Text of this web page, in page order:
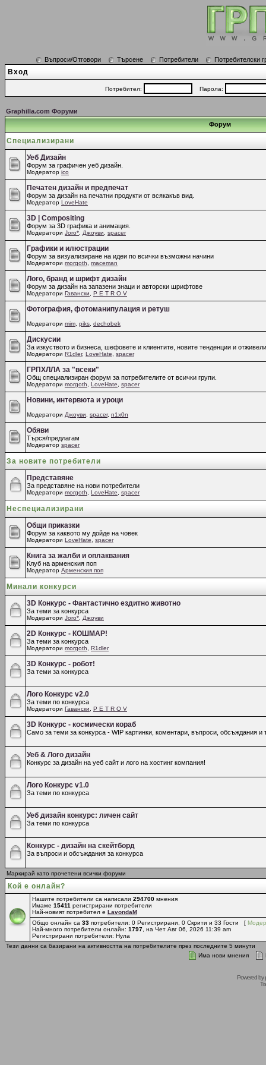
Въпроси/Отговори Търсене Потребители Потребителски
Вход
Потребител: Парола:
Graphilla.com Форуми
Форум
Специализирани
Уеб Дизайн
Форум за графичен уеб дизайн.
Модератор ico
Печатен дизайн и предпечат
Форум за дизайн на печатни продукти от всякакъв вид.
Модератор LoveHate
3D | Compositing
Форум за 3D графика и анимация.
Модератори Joro* Джоуви spacer
Графики и илюстрации
Форум за визуализиране на идеи по всички възможни начини
Модератори morgoth maceman
Лого, бранд и шрифт дизайн
Форум за дизайн на запазени знаци и авторски шрифтове
Модератори Гавански P E T R O V
Фотография, фотоманипулация и ретуш
Модератори mim piks dechobek
Дискусии
За изкуството и бизнеса, шефовете и клиентите, новите тенденции и
Модератори R1dler, LoveHate spacer
ГРПХЛЛА за "всеки"
Общ специализиран форум за потребителите от всички групи.
Модератори morgoth LoveHate spacer
Новини, интервюта и уроци
Модератори Джоуви spacer, n1x0n
Обяви
Търся/предлагам
Модератор spacer
За новите потребители
Представяне
За представяне на нови потребители
Модератори morgoth LoveHate spacer
Неспециализирани
Общи приказки
Форум за каквото му дойде на човек
Модератори LoveHate spacer
Книга за жалби и оплаквания
Клуб на арменския поп
Модератор Арменския поп
Минали конкурси
3D Конкурс - Фантастично ездитно животно
За теми за конкурса
Модератори Joro* Джоуви
2D Конкурс - КОШМАР!
За теми за конкурса
Модератори morgoth R1dler
3D Конкурс - робот!
За теми за конкурса
Лого Конкурс v2.0
За теми по конкурса
Модератори Гавански P E T R O V
3D Конкурс - космически кораб
Само за теми за конкурса - WIP картинки, коментари, въпроси, обсъждания и
Уеб & Лого дизайн
Конкурс за дизайн на уеб сайт и лого на хостинг компания!
Лого Конкурс v1.0
За теми по конкурса
Уеб дизайн конкурс: личен сайт
За теми по конкурса
Конкурс - дизайн на скейтборд
За въпроси и обсъждания за конкурса
Маркирай като прочетени всички форуми
Кой е онлайн?
Нашите потребители са написали 294700 мнения
Имаме 15411 регистрирани потребители
Най-новият потребител е LavondaM
Общо онлайн са 33 потребители: 0 Регистрирани, 0 Скрити и 33 Гости [
Най-много потребители онлайн: 1797 , на Чет Авг 06, 2026 11:39 am
Регистрирани потребители: Нула
Тези данни са базирани на активността на потребителите през последните 5 минути
Има нови мнения
Powered by